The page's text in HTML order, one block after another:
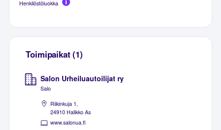
Henkilöstöluokka
Toimipaikat (1)
Salon Urheiluautoilijat ry
Salo
Riikinkuja 1,
24910 Halikko As
www.salonua.fi